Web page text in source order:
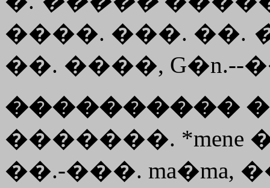
����. ���. ��.
��. ����, G�n.--
����������
�������.
��.-���. ma�ma,